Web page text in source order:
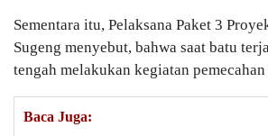
Sementara itu, Pelaksana Paket 3
Sugeng menyebut, bahwa saat batu
tengah melakukan kegiatan
Baca Juga: